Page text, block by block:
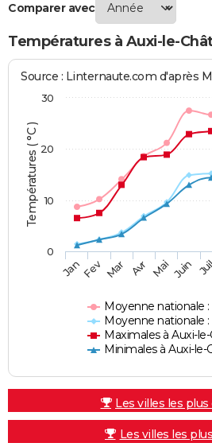
Comparer avec
Températures à Auxi-le-
Températures ( °C )
Source : Linternaute.com d'après
Moyenne nationale
Moyenne nationale
Maximales à Auxi-
Minimales à Auxi-le-
JanFev Mar Avr Mai Juin
0
10
20
30
Les villes les plus
Les villes les